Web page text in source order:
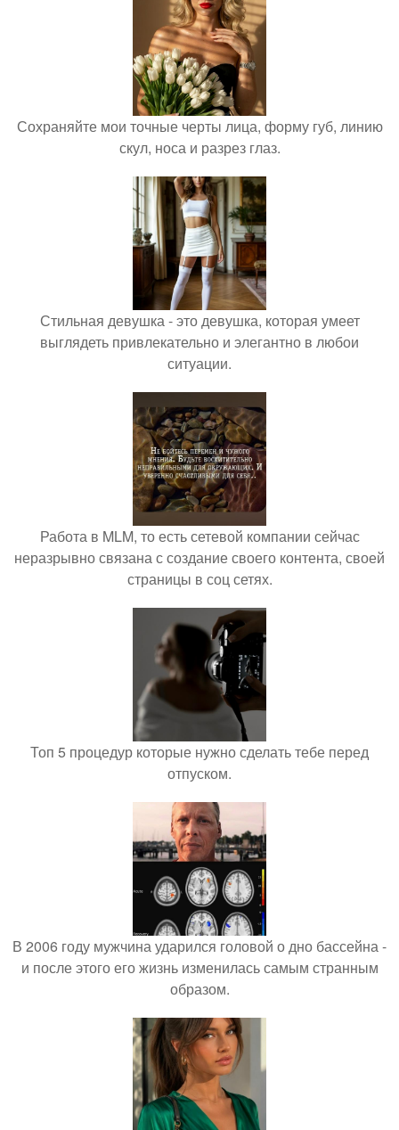
Сохраняйте мои точные черты лица, форму губ, линию
скул, носа и разрез глаз.
Стильная девушка - это девушка, которая умеет
выглядеть привлекательно и элегантно в любои
ситуации.
Работа в MLM, то есть сетевой компании сейчас
неразрывно связана с создание своего контента, своей
страницы в соц сетях.
Топ 5 процедур которые нужно сделать тебе перед
отпуском.
В 2006 году мужчина ударился головой о дно бассейна -
и после этого его жизнь изменилась самым странным
образом.